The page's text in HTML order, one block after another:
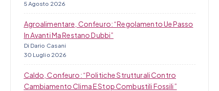
5 Agosto 2026
Agroalimentare, Confeuro: “Regolamento Ue Passo
In Avanti Ma Restano Dubbi”
Di Dario Casani
30 Luglio 2026
Caldo, Confeuro: “Politiche Strutturali Contro
Cambiamento Clima E Stop Combustili Fossili”